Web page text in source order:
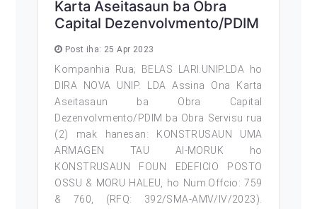
Karta Aseitasaun ba Obra
Capital Dezenvolvmento/PDIM
Post iha: 25 Apr 2023
Kompanhia Rua; BELAS LARI.UNIP.LDA ho
DIRA NOVA UNIP. LDA Assina Ona Karta
Aseitasaun ba Obra Capital
Dezenvolvmento/PDIM ba Obra Servisu rua
(2) mak hanesan: KONSTRUSAUN UMA
ARMAGEN TAU AI-MORUK ho
KONSTRUSAUN FOUN EDEFICIO POSTO
OSSU & MORU HALEU, ho Num.Offcio: 759
& 760, (RFQ: 392/SMA-AMV/IV/2023).